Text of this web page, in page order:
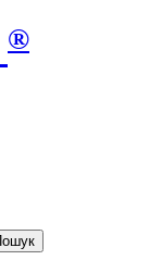
®